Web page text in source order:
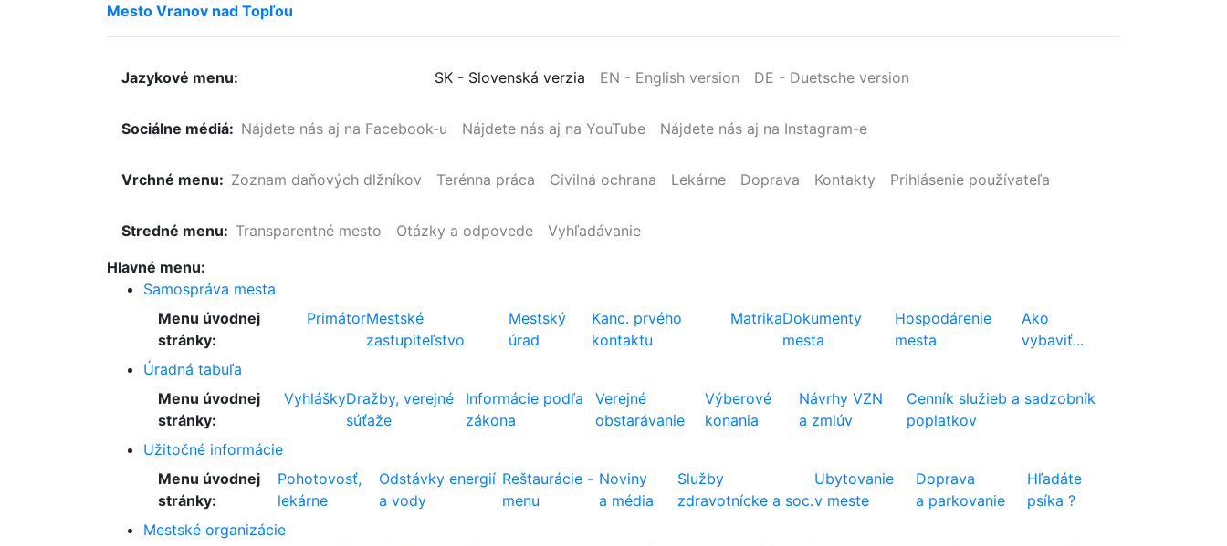
Mesto Vranov nad Topľou
Jazykové menu: SK - Slovenská verzia EN - English version DE - Duetsche version
Sociálne médiá: Nájdete nás aj na Facebook-u Nájdete nás aj na YouTube Nájdete nás aj na Instagram-e
Vrchné menu: Zoznam daňových dlžníkov Terénna práca Civilná ochrana Lekárne Doprava Kontakty Prihlásenie používateľa
Stredné menu: Transparentné mesto Otázky a odpovede
Vyhľadávanie
Hlavné menu:
Samospráva mesta
Menu úvodnej
stránky:
PrimátorMestské
zastupiteľstvo
Mestský
úrad
Kanc. prvého
kontaktu
MatrikaDokumenty
mesta
Hospodárenie
mesta
Ako
vybaviť...
Úradná tabuľa
Menu úvodnej
stránky:
VyhláškyDražby, verejné
súťaže
Informácie podľa
zákona
Verejné
obstarávanie
Výberové
konania
Návrhy VZN
a zmlúv
Cenník služieb a sadzobník
poplatkov
Užitočné informácie
Menu úvodnej
stránky:
Pohotovosť,
lekárne
Odstávky energií
a vody
Reštaurácie -
menu
Noviny
a média
Služby
zdravotnícke a soc.
Ubytovanie
v meste
Doprava
a parkovanie
Hľadáte
psíka ?
Mestské organizácie